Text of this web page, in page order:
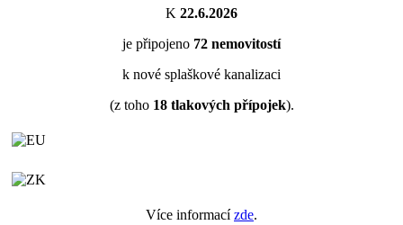
K 22.6.2026
je připojeno 72 nemovitostí
k nové splaškové kanalizaci
(z toho 18tlakových přípojek).
Více informacízde.